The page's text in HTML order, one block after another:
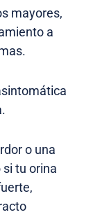
mayores,
a
o una
si tu orina